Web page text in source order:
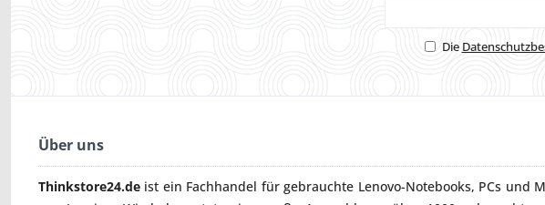
Die
Über uns
Thinkstore24.de ist ein Fachhandel für gebrauchte Lenovo-Notebooks, PCs und